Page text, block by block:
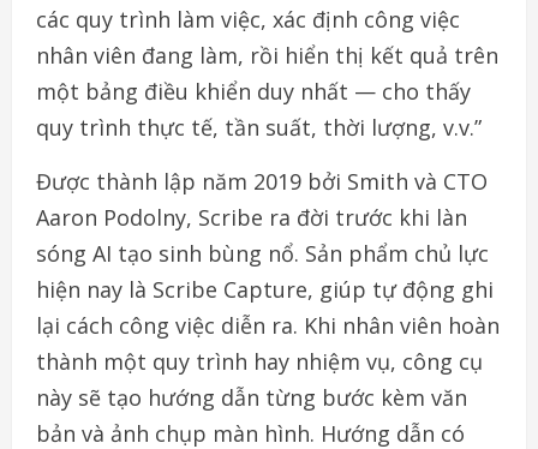
các quy trình làm việc, xác định công việc
nhân viên đang làm, rồi hiển thị kết quả trên
một bảng điều khiển duy nhất — cho thấy
quy trình thực tế, tần suất, thời lượng, v.v.”
Được thành lập năm 2019 bởi Smith và CTO
Aaron Podolny, Scribe ra đời trước khi làn
sóng AI tạo sinh bùng nổ. Sản phẩm chủ lực
hiện nay là Scribe Capture, giúp tự động ghi
lại cách công việc diễn ra. Khi nhân viên hoàn
thành một quy trình hay nhiệm vụ, công cụ
này sẽ tạo hướng dẫn từng bước kèm văn
bản và ảnh chụp màn hình. Hướng dẫn có